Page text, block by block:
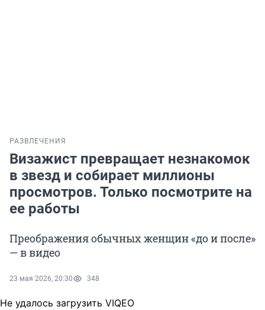
РАЗВЛЕЧЕНИЯ
Визажист превращает незнакомок
в звезд и собирает миллионы
просмотров. Только посмотрите на
ее работы
Преображения обычных женщин «до и после»
— в видео
23 мая 2026, 20:30 348
Не удалось загрузить VIQEO